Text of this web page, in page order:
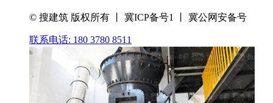
© 搜建筑 版权所有 丨 冀ICP备号1 丨 冀公网安备号
联系电话: 180 3780 8511